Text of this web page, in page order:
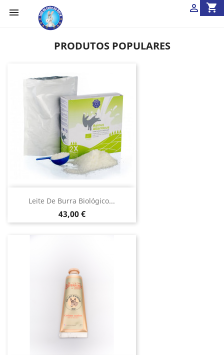
 shopping_cart

PRODUTOS POPULARES
Leite De Burra Biológico...
Preço
43,00 €